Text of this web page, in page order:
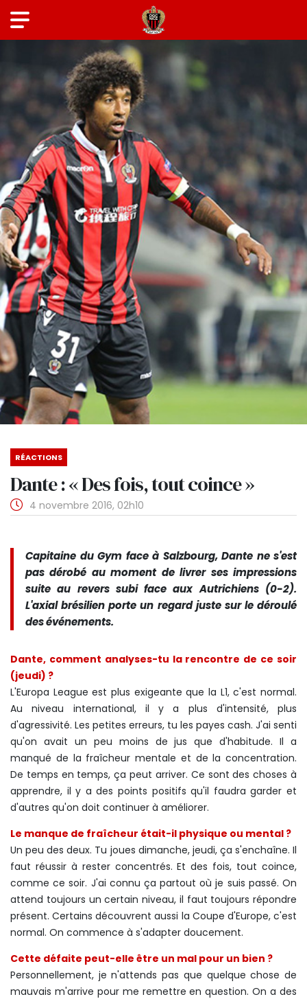
RÉACTIONS
Dante : « Des fois, tout coince »
4 novembre 2016, 02h10
Capitaine du Gym face à Salzbourg, Dante ne s'est
pas dérobé au moment de livrer ses impressions
suite au revers subi face aux Autrichiens (0-2).
L'axial brésilien porte un regard juste sur le déroulé
des événements.
Dante, comment analyses-tu la rencontre de ce soir
(jeudi) ?
L'Europa League est plus exigeante que la L1, c'est normal.
Au niveau international, il y a plus d'intensité, plus
d'agressivité. Les petites erreurs, tu les payes cash. J'ai senti
qu'on avait un peu moins de jus que d'habitude. Il a
manqué de la fraîcheur mentale et de la concentration.
De temps en temps, ça peut arriver. Ce sont des choses à
apprendre, il y a des points positifs qu'il faudra garder et
d'autres qu'on doit continuer à améliorer.
Le manque de fraîcheur était-il physique ou mental ?
Un peu des deux. Tu joues dimanche, jeudi, ça s'enchaîne. Il
faut réussir à rester concentrés. Et des fois, tout coince,
comme ce soir. J'ai connu ça partout où je suis passé. On
attend toujours un certain niveau, il faut toujours répondre
présent. Certains découvrent aussi la Coupe d'Europe, c'est
normal. On commence à s'adapter doucement.
Cette défaite peut-elle être un mal pour un bien ?
Personnellement, je n'attends pas que quelque chose de
mauvais m'arrive pour me remettre en question. On a des